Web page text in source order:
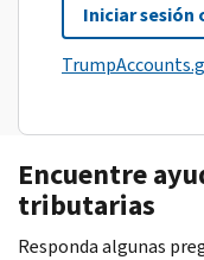
Iniciar sesión
Encuentre
tributarias
Responda algunas